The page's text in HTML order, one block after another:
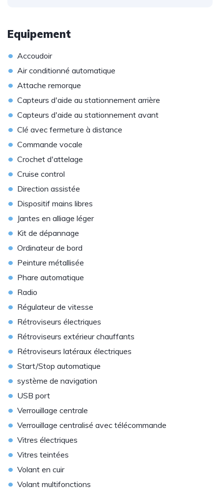
Equipement
• Accoudoir
• Air conditionné automatique
• Attache remorque
• Capteurs d'aide au stationnement arrière
• Capteurs d'aide au stationnement avant
• Clé avec fermeture à distance
• Commande vocale
• Crochet d'attelage
• Cruise control
• Direction assistée
• Dispositif mains libres
• Jantes en alliage léger
• Kit de dépannage
• Ordinateur de bord
• Peinture métallisée
• Phare automatique
• Radio
• Régulateur de vitesse
• Rétroviseurs électriques
• Rétroviseurs extérieur chauffants
• Rétroviseurs latéraux électriques
• Start/Stop automatique
• système de navigation
• USB port
• Verrouillage centrale
• Verrouillage centralisé avec télécommande
• Vitres électriques
• Vitres teintées
• Volant en cuir
• Volant multifonctions